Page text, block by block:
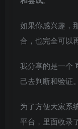
如果你感兴趣，
合，也完全可以
我分享的是一个
己去判断和验证。
为了方便大家系
平台，里面收录